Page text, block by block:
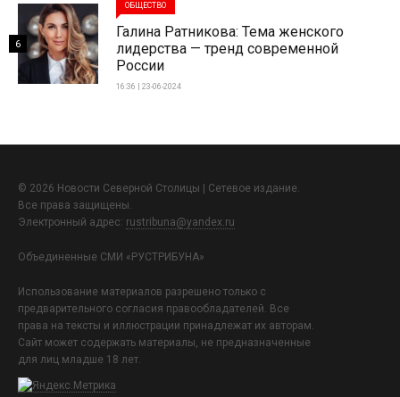
ОБЩЕСТВО
Галина Ратникова: Тема женского
лидерства — тренд современной
России
16:36 | 23-06-2024
6
© 2026 Новости Северной Столицы | Сетевое издание.
Все права защищены.
Электронный адрес: rustribuna@yandex.ru
Объединенные СМИ «РУСТРИБУНА»
Использование материалов разрешено только с
предварительного согласия правообладателей. Все
права на тексты и иллюстрации принадлежат их авторам.
Сайт может содержать материалы, не предназначенные
для лиц младше 18 лет.